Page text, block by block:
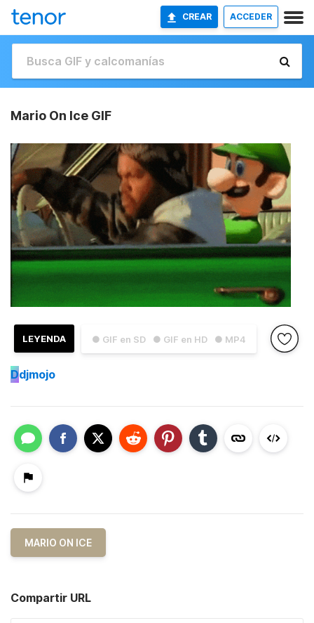
CREAR ACCEDER
Mario On Ice GIF
● GIF en SD ● GIF en HD ● MP4
LEYENDA
Ddjmojo
MARIO ON ICE
Compartir URL